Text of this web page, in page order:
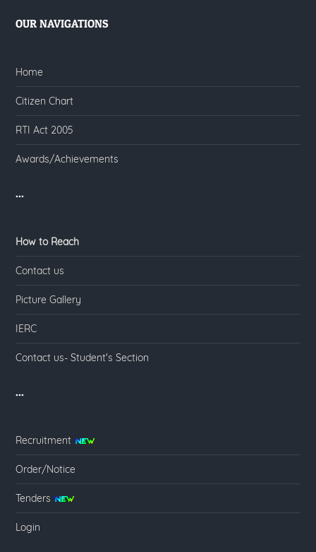
OUR NAVIGATIONS
Home
Citizen Chart
RTI Act 2005
Awards/Achievements
...
How to Reach
Contact us
Picture Gallery
IERC
Contact us- Student's Section
...
Recruitment
Order/Notice
Tenders
Login